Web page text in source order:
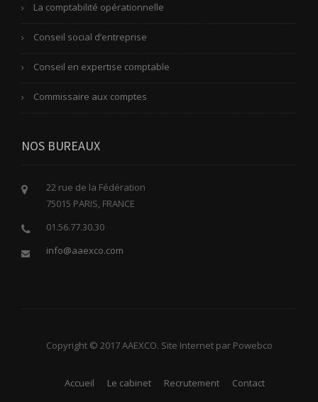
La comptabilité opérationnelle
Conseil social d’entreprise
Conseil en expertise comptable
Commissaire aux comptes
NOS BUREAUX
22 rue de la Fédération
75015 PARIS, FRANCE
01.56.77.30.30
info@aaexco.com
Copyright © 2017 AAEXCO. Site Internet par Powebco
Accueil Le cabinet Recrutement Contact